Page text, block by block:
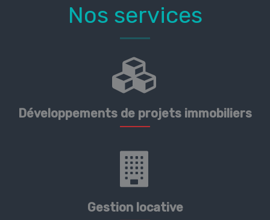
Nos services
Développements de projets immobiliers
Gestion locative